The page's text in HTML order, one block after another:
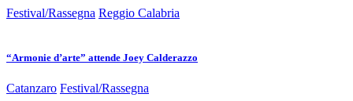
Festival/Rassegna Reggio Calabria
“Armonie d’arte” attende Joey Calderazzo
Catanzaro Festival/Rassegna